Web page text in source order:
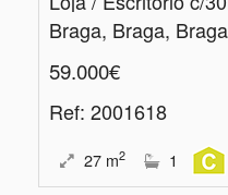
59.000€
Ref: 2001618
27 m2 1